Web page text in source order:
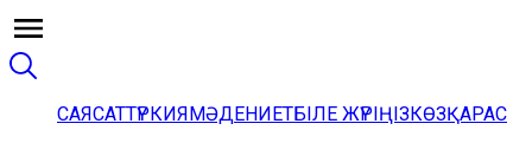
САЯСАТТҮРКИЯМӘДЕНИЕТБІЛЕ ЖҮРІҢІЗКӨЗҚАРАС